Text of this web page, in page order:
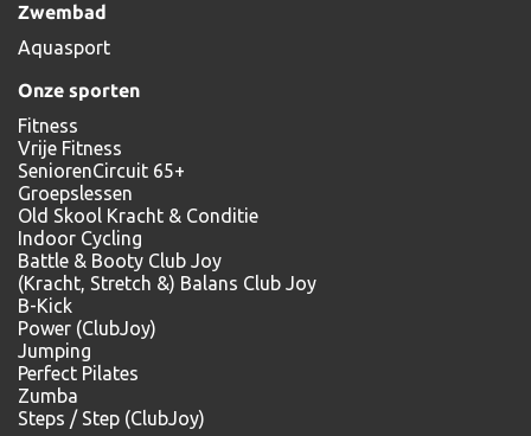
Zwembad
Aquasport
Onze sporten
Fitness
Vrije Fitness
SeniorenCircuit 65+
Groepslessen
Old Skool Kracht & Conditie
Indoor Cycling
Battle & Booty Club Joy
(Kracht, Stretch &) Balans Club Joy
B-Kick
Power (ClubJoy)
Jumping
Perfect Pilates
Zumba
Steps / Step (ClubJoy)